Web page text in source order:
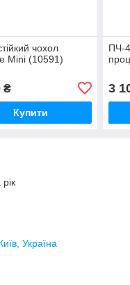
чохол
Mini (10591)
₴
Купити
ПЧ-
3
Україна